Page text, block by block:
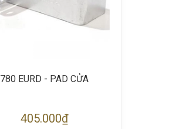
780 EURD - PAD CỬA
405.000₫